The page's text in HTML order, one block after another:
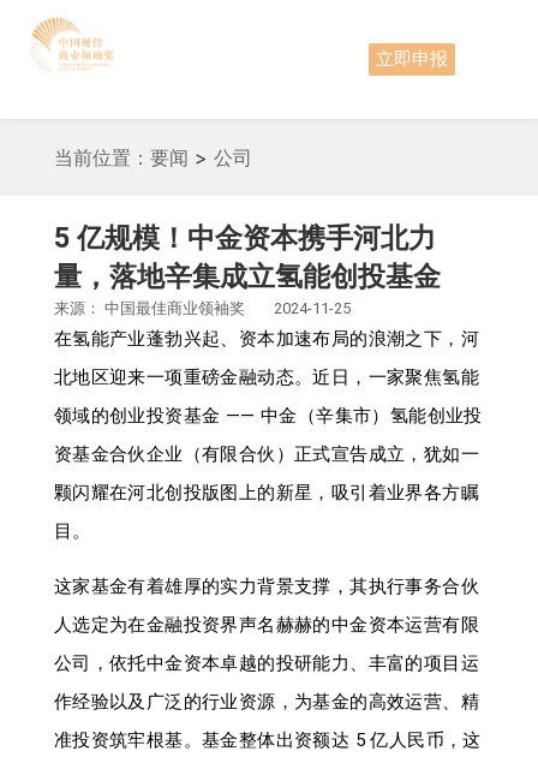
立即申报
当前位置： 要闻 > 公司
5 亿规模！中金资本携手河北力
量，落地辛集成立氢能创投基金
来源： 中国最佳商业领袖奖 2024-11-25
在氢能产业蓬勃兴起、资本加速布局的浪潮之下，河
北地区迎来一项重磅金融动态。近日，一家聚焦氢能
领域的创业投资基金 —— 中金（辛集市）氢能创业投
资基金合伙企业（有限合伙）正式宣告成立，犹如一
颗闪耀在河北创投版图上的新星，吸引着业界各方瞩
目。
这家基金有着雄厚的实力背景支撑，其执行事务合伙
人选定为在金融投资界声名赫赫的中金资本运营有限
公司，依托中金资本卓越的投研能力、丰富的项目运
作经验以及广泛的行业资源，为基金的高效运营、精
准投资筑牢根基。基金整体出资额达 5 亿人民币，这